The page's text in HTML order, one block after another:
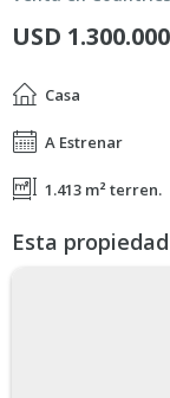
USD 1.300.000
Casa
A Estrenar
1.413 m² terren.
Esta